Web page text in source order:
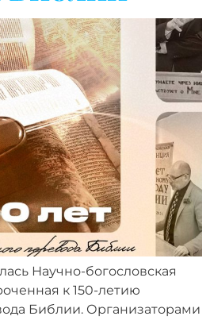
Научно-богословская
к 150-летию
Библии. Организаторами